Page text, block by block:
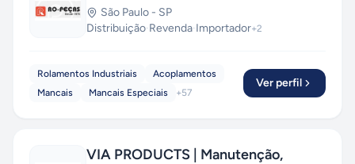
São Paulo - SP
Distribuição·Revenda·Importador+2
Rolamentos Industriais
Acoplamentos
Mancais
Mancais Especiais +57
Ver perfil
VIA PRODUCTS | Manutenção,